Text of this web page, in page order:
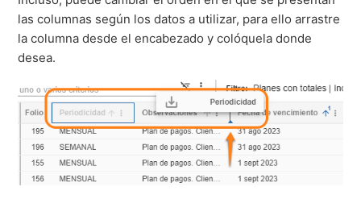
las columnas según los datos a utilizar, para ello arrastre
la columna desde el encabezado y colóquela donde
desea.